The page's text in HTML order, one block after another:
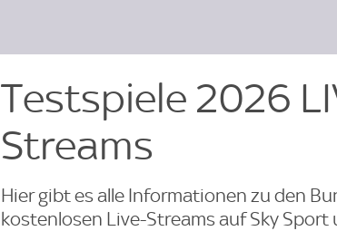
Testspiele 2026
Streams
Hier gibt es alle Informationen zu den
kostenlosen Live-Streams auf Sky Sport